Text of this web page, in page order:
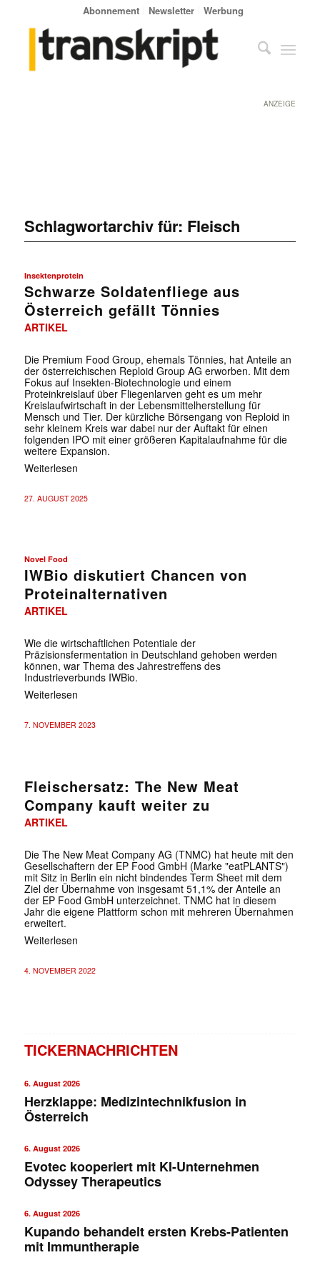
Abonnement Newsletter Werbung
ANZEIGE
Schlagwortarchiv für: Fleisch
Insektenprotein
Schwarze Soldatenfliege aus
Österreich gefällt Tönnies
ARTIKEL
Die Premium Food Group, ehemals Tönnies, hat Anteile an
der österreichischen Reploid Group AG erworben. Mit dem
Fokus auf Insekten-Biotechnologie und einem
Proteinkreislauf über Fliegenlarven geht es um mehr
Kreislaufwirtschaft in der Lebensmittelherstellung für
Mensch und Tier. Der kürzliche Börsengang von Reploid in
sehr kleinem Kreis war dabei nur der Auftakt für einen
folgenden IPO mit einer größeren Kapitalaufnahme für die
weitere Expansion.
Weiterlesen
27. AUGUST 2025
Novel Food
IWBio diskutiert Chancen von
Proteinalternativen
ARTIKEL
Wie die wirtschaftlichen Potentiale der
Präzisionsfermentation in Deutschland gehoben werden
können, war Thema des Jahrestreffens des
Industrieverbunds IWBio.
Weiterlesen
7. NOVEMBER 2023
Fleischersatz: The New Meat
Company kauft weiter zu
ARTIKEL
Die The New Meat Company AG (TNMC) hat heute mit den
Gesellschaftern der EP Food GmbH (Marke "eatPLANTS")
mit Sitz in Berlin ein nicht bindendes Term Sheet mit dem
Ziel der Übernahme von insgesamt 51,1% der Anteile an
der EP Food GmbH unterzeichnet. TNMC hat in diesem
Jahr die eigene Plattform schon mit mehreren Übernahmen
erweitert.
Weiterlesen
4. NOVEMBER 2022
TICKERNACHRICHTEN
6. August 2026
Herzklappe: Medizintechnikfusion in
Österreich
6. August 2026
Evotec kooperiert mit KI-Unternehmen
Odyssey Therapeutics
6. August 2026
Kupando behandelt ersten Krebs-Patienten
mit Immuntherapie